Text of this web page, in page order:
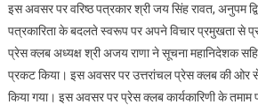
इस अवसर पर वरिष्ठ पत्रकार श्री जय सिंह रावत, अनुपम
पत्रकारिता के बदलते स्वरूप पर अपने विचार प्रमुखता से
प्रेस क्लब अध्यक्ष श्री अजय राणा ने सूचना महानिदेशक
प्रकट किया। इस अवसर पर उत्तरांचल प्रेस क्लब की ओर से
किया गया। इस अवसर पर प्रेस क्लब कार्यकारिणी के तमाम